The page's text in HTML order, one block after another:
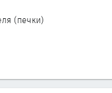
(печки)